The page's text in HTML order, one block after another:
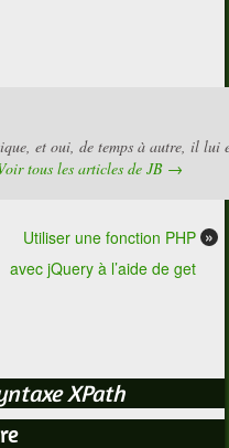
et oui, de temps à autre, il lui
tous les articles de JB →
Utiliser une fonction PHP
avec jQuery à l’aide de get
»
XPath